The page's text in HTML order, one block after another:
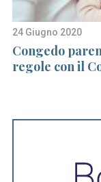
24 Giugno 2020
Congedo
regole con il
f
o
r
: